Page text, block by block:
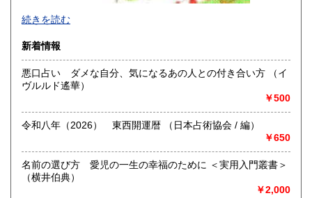
宮崎県
沖縄県 940円
うらない関係の書籍・用品等を取り扱う専門店です。
台湾や香港の占術書も販売しております。宗教関連・健康関
連も扱っております。
買い取り大歓迎。書棚のご整理の際には、お気軽にお問い合
わせ下さい。
※掲載している商品在庫についてのお願い
続きを読む
新着情報
悪口占い ダメな自分、気になるあの人との付き合い方 （イ
ヴルルド遙華）
￥500
令和八年（2026） 東西開運暦 （日本占術協会 / 編）
￥650
名前の選び方 愛児の一生の幸福のために ＜実用入門叢書＞
（横井伯典）
￥2,000